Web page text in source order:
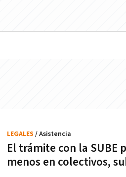
El trámite con la SUBE
menos en colectivos,
LEGALES / Asistencia